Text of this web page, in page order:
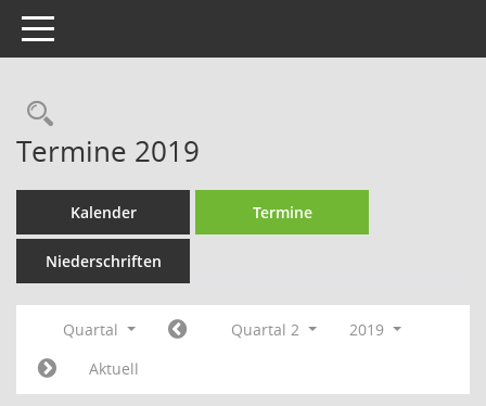
Toggle navigation
Rechercheauswahl
Termine 2019
Kalender Termine
Niederschriften
Quartal Quartal 2
2019
Aktuell